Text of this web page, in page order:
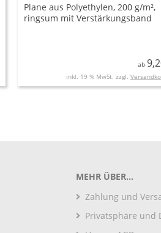
Plane aus Polyethylen, 200 g/m²,
ringsum mit Verstärkungsband
ab
inkl. 19 % MwSt. zzgl.
MEHR ÜBER...
Zahlung und
Privatsphäre und